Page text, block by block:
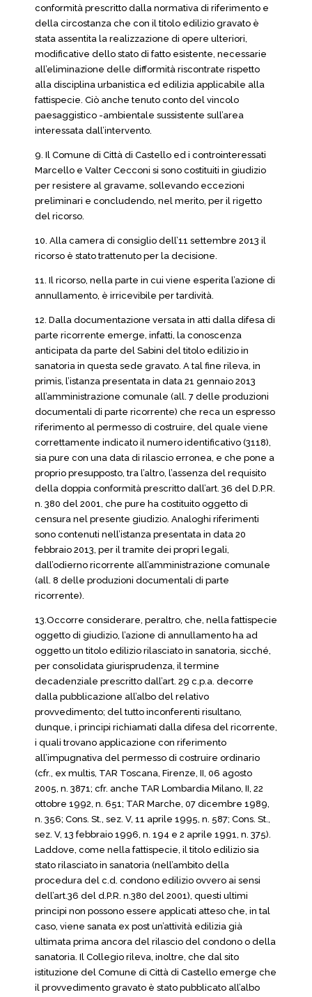
conformità prescritto dalla normativa di riferimento e
della circostanza che con il titolo edilizio gravato è
stata assentita la realizzazione di opere ulteriori,
modificative dello stato di fatto esistente, necessarie
all’eliminazione delle difformità riscontrate rispetto
alla disciplina urbanistica ed edilizia applicabile alla
fattispecie. Ciò anche tenuto conto del vincolo
paesaggistico -ambientale sussistente sull’area
interessata dall’intervento.
9. Il Comune di Città di Castello ed i controinteressati
Marcello e Valter Cecconi si sono costituiti in giudizio
per resistere al gravame, sollevando eccezioni
preliminari e concludendo, nel merito, per il rigetto
del ricorso.
10. Alla camera di consiglio dell’11 settembre 2013 il
ricorso è stato trattenuto per la decisione.
11. Il ricorso, nella parte in cui viene esperita l’azione di
annullamento, è irricevibile per tardività.
12. Dalla documentazione versata in atti dalla difesa di
parte ricorrente emerge, infatti, la conoscenza
anticipata da parte del Sabini del titolo edilizio in
sanatoria in questa sede gravato. A tal fine rileva, in
primis, l’istanza presentata in data 21 gennaio 2013
all’amministrazione comunale (all. 7 delle produzioni
documentali di parte ricorrente) che reca un espresso
riferimento al permesso di costruire, del quale viene
correttamente indicato il numero identificativo (3118),
sia pure con una data di rilascio erronea, e che pone a
proprio presupposto, tra l’altro, l’assenza del requisito
della doppia conformità prescritto dall’art. 36 del D.P.R.
n. 380 del 2001, che pure ha costituito oggetto di
censura nel presente giudizio. Analoghi riferimenti
sono contenuti nell’istanza presentata in data 20
febbraio 2013, per il tramite dei propri legali,
dall’odierno ricorrente all’amministrazione comunale
(all. 8 delle produzioni documentali di parte
ricorrente).
13.Occorre considerare, peraltro, che, nella fattispecie
oggetto di giudizio, l’azione di annullamento ha ad
oggetto un titolo edilizio rilasciato in sanatoria, sicché,
per consolidata giurisprudenza, il termine
decadenziale prescritto dall’art. 29 c.p.a. decorre
dalla pubblicazione all’albo del relativo
provvedimento; del tutto inconferenti risultano,
dunque, i principi richiamati dalla difesa del ricorrente,
i quali trovano applicazione con riferimento
all’impugnativa del permesso di costruire ordinario
(cfr., ex multis, TAR Toscana, Firenze, II, 06 agosto
2005, n. 3871; cfr. anche TAR Lombardia Milano, II, 22
ottobre 1992, n. 651; TAR Marche, 07 dicembre 1989,
n. 356; Cons. St., sez. V, 11 aprile 1995, n. 587; Cons. St.,
sez. V, 13 febbraio 1996, n. 194 e 2 aprile 1991, n. 375).
Laddove, come nella fattispecie, il titolo edilizio sia
stato rilasciato in sanatoria (nell’ambito della
procedura del c.d. condono edilizio ovvero ai sensi
dell’art.36 del d.P.R. n.380 del 2001), questi ultimi
principi non possono essere applicati atteso che, in tal
caso, viene sanata ex post un’attività edilizia già
ultimata prima ancora del rilascio del condono o della
sanatoria. Il Collegio rileva, inoltre, che dal sito
istituzione del Comune di Città di Castello emerge che
il provvedimento gravato è stato pubblicato all’albo